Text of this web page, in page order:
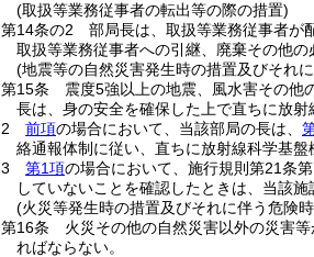
(取扱等業務従事者の転出等の際の措置)
第14条の2
部局長は、取扱等業務従事者が
取扱等業務従事者への引継、廃棄その他の
(地震等の自然災害発生時の措置及びそれ
第15条
震度5強以上の地震、風水害その他
長は、身の安全を確保した上で直ちに放射
2
前項の場合において、当該部局の長は、
絡通報体制に従い、直ちに放射線科学基
3
第1項の場合において、施行規則第21条
していないことを確認したときは、当該
(火災等発生時の措置及びそれに伴う危険
第16条
火災その他の自然災害以外の災害
ればならない。